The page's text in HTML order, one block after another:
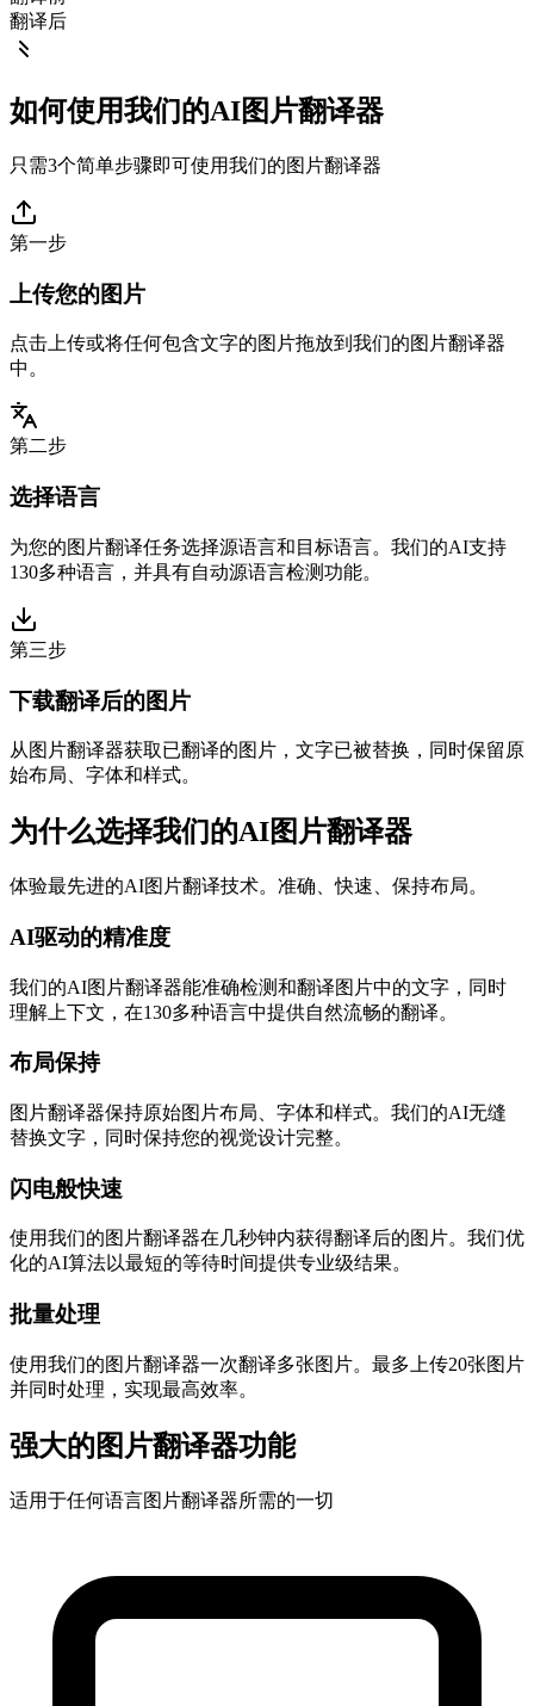
翻译后
如何使用我们的AI图片翻译器
只需3个简单步骤即可使用我们的图片翻译器
第一步
上传您的图片
点击上传或将任何包含文字的图片拖放到我们的图片翻译器
中。
第二步
选择语言
为您的图片翻译任务选择源语言和目标语言。我们的AI支持
130多种语言，并具有自动源语言检测功能。
第三步
下载翻译后的图片
从图片翻译器获取已翻译的图片，文字已被替换，同时保留原
始布局、字体和样式。
为什么选择我们的AI图片翻译器
体验最先进的AI图片翻译技术。准确、快速、保持布局。
AI驱动的精准度
我们的AI图片翻译器能准确检测和翻译图片中的文字，同时
理解上下文，在130多种语言中提供自然流畅的翻译。
布局保持
图片翻译器保持原始图片布局、字体和样式。我们的AI无缝
替换文字，同时保持您的视觉设计完整。
闪电般快速
使用我们的图片翻译器在几秒钟内获得翻译后的图片。我们优
化的AI算法以最短的等待时间提供专业级结果。
批量处理
使用我们的图片翻译器一次翻译多张图片。最多上传20张图片
并同时处理，实现最高效率。
强大的图片翻译器功能
适用于任何语言图片翻译器所需的一切